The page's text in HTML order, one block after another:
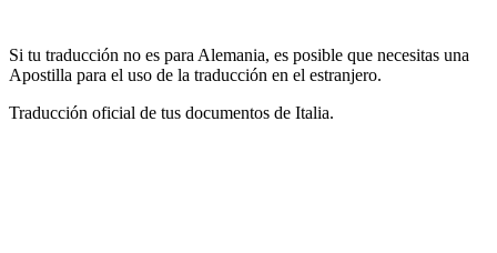
Si tu traducción no es para Alemania, es posible que necesitas una
Apostilla para el uso de la traducción en el estranjero.
Traducción oficial de tus documentos de Italia.